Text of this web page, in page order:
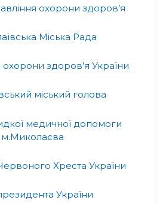
охорони здоров’я
Міська Рада
охорони здоров’я України
міський голова
медичної допомоги
м.Миколаєва
Хреста України
України